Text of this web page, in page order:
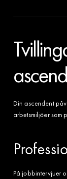
Din ascendent
arbetsmiljöer som
På jobbintervjuer